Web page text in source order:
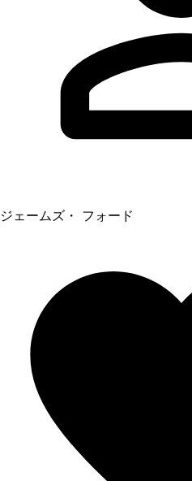
ジェームズ・ フォード